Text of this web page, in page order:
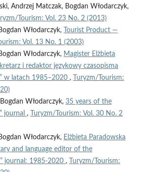
Andrzej Matczak, Bogdan Włodarczyk,
Tourism: Vol. 23 No. 2 (2013)
Włodarczyk,
Tourist Product —
Vol. 13 No. 1 (2003)
Włodarczyk, Magister Elżbieta
i redaktor językowy czasopisma
w latach 1985–2020 ,
Turyzm/Tourism:
Włodarczyk, 35 years of the
journal ,
Turyzm/Tourism: Vol. 30 No. 2
Włodarczyk, Elżbieta Paradowska
and language editor of the
journal: 1985-2020 ,
Turyzm/Tourism: